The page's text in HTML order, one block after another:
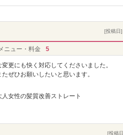
[投稿日
メニュー・料金 5
更にも快く対応してくださいました。
ぜひお願いしたいと思います。
女性の髪質改善ストレート
[投稿